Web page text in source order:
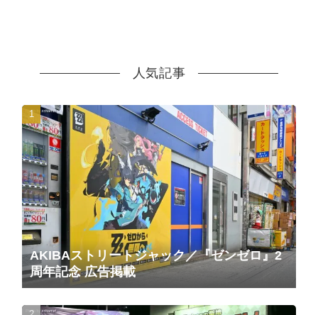
人気記事
AKIBAストリートジャック／『ゼンゼロ』2
周年記念 広告掲載